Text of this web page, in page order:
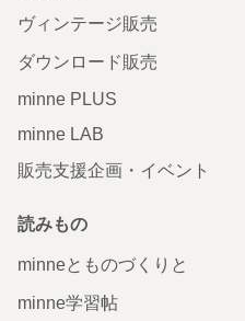
ヴィンテージ販売
ダウンロード販売
minne PLUS
minne LAB
販売支援企画・イベント
読みもの
minneとものづくりと
minne学習帖